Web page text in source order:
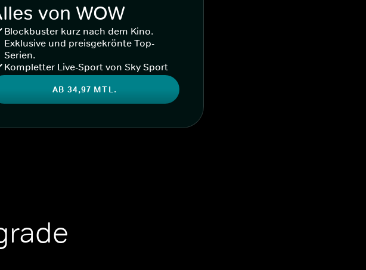
von WOW
Blockbuster kurz nach dem Kino.
Exklusive und preisgekrönte Top-
Serien.
Kompletter Live-Sport von Sky Sport
AB 34,97 MTL.